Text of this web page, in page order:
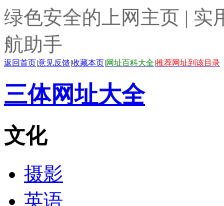
绿色安全的上网主页 | 实
航助手
返回首页|意见反馈|收藏本页|网址百科大全|推荐网址到该目录
三体网址大全
文化
摄影
英语